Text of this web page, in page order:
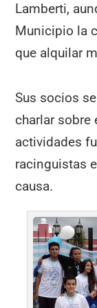
Lamberti,
Municipio la
que alquilar
Sus socios
charlar sobre
actividades
racinguistas
causa.